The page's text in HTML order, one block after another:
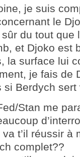
je suis
le
sûr du tout que
et Djoko est
la surface lui
je fais de
si Berdych sert
Stan me
va t’il réussir à
complet??